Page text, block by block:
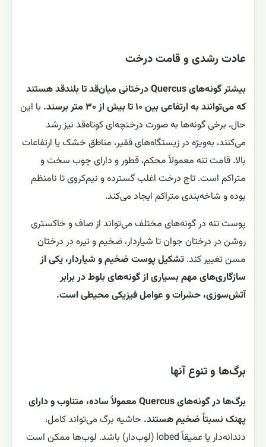
عادت رشدی و قامت درخت
بیشتر گونه‌های Quercus درختانی میان‌قد تا بلندقد هستند
که می‌توانند به ارتفاعی بین ۱۰ تا بیش از ۳۰ متر برسند.
با این
حال، برخی گونه‌ها به صورت درختچه‌ای کوتاه‌قد نیز رشد
می‌کنند، به‌ویژه در زیستگاه‌های فقیر، مناطق خشک یا ارتفاعات
بالا. قامت تنه معمولاً محکم، قطور و دارای چوب سخت و
متراکم است. تاج درخت اغلب گسترده و نیم‌کروی تا نامنظم
بوده و شاخه‌بندی متراکم ایجاد می‌کند.
پوست تنه در گونه‌های مختلف می‌تواند از صاف و خاکستری
روشن در درختان جوان تا شیار‌دار، ضخیم و تیره در درختان
مسن تغییر کند. تشکیل پوست ضخیم و شیاردار، یکی از
سازگاری‌های مهم بسیاری از گونه‌های بلوط در برابر
آتش‌سوزی، حشرات و عوامل فیزیکی محیطی است.
برگ‌ها و تنوع آنها
برگ‌ها در گونه‌های Quercus معمولاً ساده، متناوب و دارای
پهنک نسبتاً ضخیم هستند. حاشیه برگ می‌تواند کامل،
دندانه‌دار یا عمیقاً lobed (لوب‌دار) باشد. لوب‌ها ممکن است